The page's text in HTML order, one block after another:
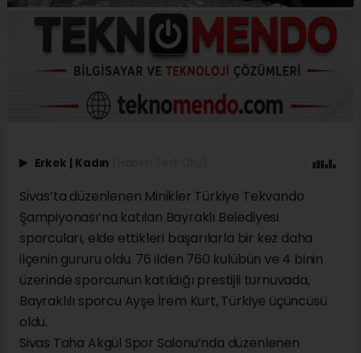
Erkek | Kadın
Sivas’ta düzenlenen Minikler Türkiye Tekvando
Şampiyonası’na katılan Bayraklı Belediyesi
sporcuları, elde ettikleri başarılarla bir kez daha
ilçenin gururu oldu. 76 ilden 760 kulübün ve 4 binin
üzerinde sporcunun katıldığı prestijli turnuvada,
Bayraklılı sporcu Ayşe İrem Kurt, Türkiye üçüncüsü
oldu.
Sivas Taha Akgül Spor Salonu’nda düzenlenen